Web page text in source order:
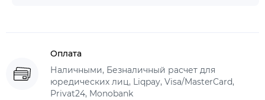
Оплата
Наличными, Безналичный расчет для
юредических лиц, Liqpay, Visa/MasterCard,
Privat24, Monobank